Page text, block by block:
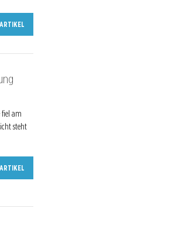
fiel am
steht